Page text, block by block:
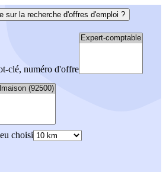
sur la recherche d'offres d'emploi ?
clé, numéro d'offre
choisi